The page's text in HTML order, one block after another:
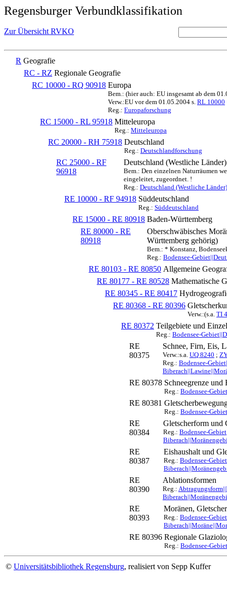
Regensburger Verbundklassifikation
Zur Übersicht RVKO
R Geografie
RC - RZ Regionale Geografie
RC 10000 - RQ 90918 Europa
Bem.: (hier auch: EU insgesamt ab dem
Verw.:EU vor dem 01.05.2004 s. RL 10000
Reg.: Europaforschung
RC 15000 - RL 95918 Mitteleuropa
Reg.: Mitteleuropa
RC 20000 - RH 75918 Deutschland
Reg.: Deutschlandforschung
RC 25000 - RF
96918
Deutschland (Westliche Länder)
Bem.: Den einzelnen Naturräumen
eingeleitet, zugeordnet. !
Reg.: Deutschland (Westliche Länder)
RE 10000 - RF 94918 Süddeutschland
Reg.: Süddeutschland
RE 15000 - RE 80918 Baden-Württemberg
RE 80000 - RE
80918
Oberschwäbisches
Württemberg gehörig)
Bem.: * Konstanz,
Reg.: Bodensee-
RE 80103 - RE 80850 Allgemeine
RE 80177 - RE 80528 Mathematische
RE 80345 - RE 80417
RE 80368 - RE 80396
Verw.:(s.a. TI
RE 80372 Teilgebiete und
Reg.: Bodensee-
RE
80375
Schnee, Firn, Eis,
Verw.:s.a. UQ 8240 ;
Reg.: Bodensee-
RE 80378 Schneegrenze und
Reg.: Bodensee-
RE 80381
Reg.: Bodensee-
RE
80384
Gletscherform und
Reg.: Bodensee-
RE
80387
Eishaushalt und
Reg.: Bodensee-
RE
80390
Ablationsformen
Reg.:
RE
80393
Moränen,
Reg.: Bodensee-
RE 80396 Regionale
Reg.: Bodensee-
© Universitätsbibliothek Regensburg, realisiert von Sepp Kuffer